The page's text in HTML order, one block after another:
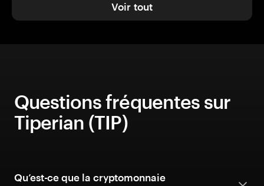
Voir tout
Questions fréquentes sur
Tiperian (TIP)
Qu’est-ce que la cryptomonnaie